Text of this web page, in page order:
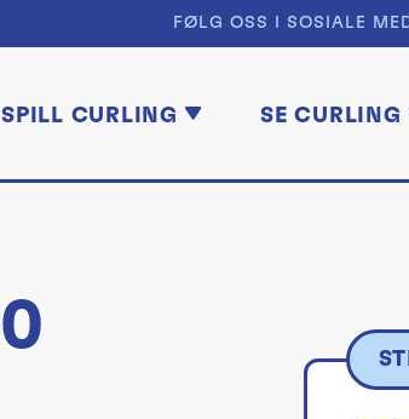
FØLG OSS I SOSIALE
SPILL CURLING SE CURLING